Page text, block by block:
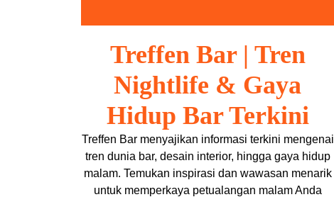
Treffen Bar | Tren
Nightlife & Gaya
Hidup Bar Terkini
Treffen Bar menyajikan informasi terkini mengenai
tren dunia bar, desain interior, hingga gaya hidup
malam. Temukan inspirasi dan wawasan menarik
untuk memperkaya petualangan malam Anda